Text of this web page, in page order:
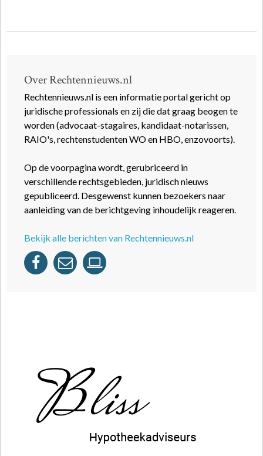
Over Rechtennieuws.nl
Rechtennieuws.nl is een informatie portal gericht op
juridische professionals en zij die dat graag beogen te
worden (advocaat-stagaires, kandidaat-notarissen,
RAIO's, rechtenstudenten WO en HBO, enzovoorts).
Op de voorpagina wordt, gerubriceerd in
verschillende rechtsgebieden, juridisch nieuws
gepubliceerd. Desgewenst kunnen bezoekers naar
aanleiding van de berichtgeving inhoudelijk reageren.
Bekijk alle berichten van Rechtennieuws.nl